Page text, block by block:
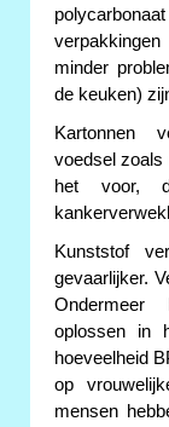
minder
de keuken)
Kartonnen
voedsel zoals
het voor,
Kunststof
gevaarlijker.
Ondermeer
oplossen in
hoeveelheid
op
mensen